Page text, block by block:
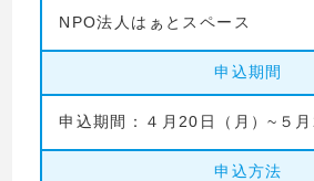
NPO法人はぁとスペース
申込期間
申込期間：４月20日（月）~５
申込方法